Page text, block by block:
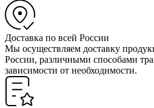
Доставка по всей России
Мы осуществляем доставку
России, различными способами
зависимости от необходимости.